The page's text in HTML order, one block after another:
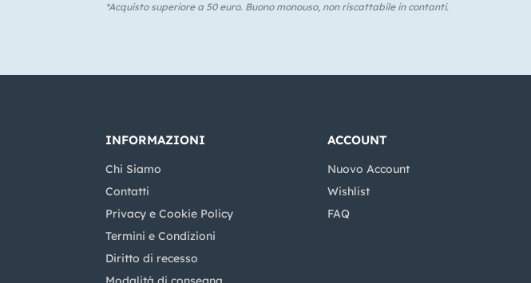
*Acquisto superiore a 50 euro. Buono monouso, non riscattabile in contanti.
INFORMAZIONI
Chi Siamo
Contatti
Privacy e Cookie Policy
Termini e Condizioni
Diritto di recesso
ACCOUNT
Nuovo Account
Wishlist
FAQ